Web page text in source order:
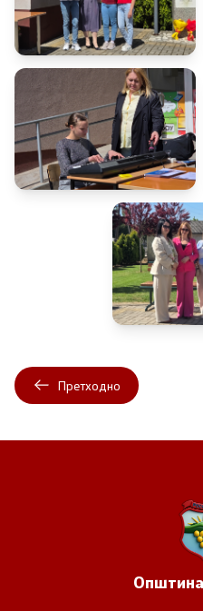
Завршени јавни огласи
Конкурси
Завршени конкурси
Контакт
Изјава за пристапност
Претходно
Општина